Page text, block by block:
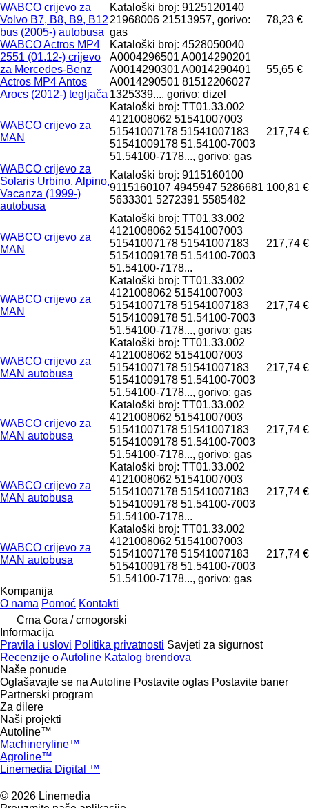
WABCO crijevo za
Volvo B7, B8, B9, B12
bus (2005-) autobusa
Kataloški broj: 9125120140
21968006 21513957, gorivo:
gas
78,23 €
WABCO Actros MP4
2551 (01.12-) crijevo
za Mercedes-Benz
Actros MP4 Antos
Arocs (2012-) tegljača
Kataloški broj: 4528050040
A0004296501 A0014290201
A0014290301 A0014290401
A0014290501 81512206027
1325339..., gorivo: dizel
55,65 €
WABCO crijevo za
MAN
Kataloški broj: TT01.33.002
4121008062 51541007003
51541007178 51541007183
51541009178 51.54100-7003
51.54100-7178..., gorivo: gas
217,74 €
WABCO crijevo za
Solaris Urbino, Alpino,
Vacanza (1999-)
autobusa
Kataloški broj: 9115160100
9115160107 4945947 5286681
5633301 5272391 5585482
100,81 €
WABCO crijevo za
MAN
Kataloški broj: TT01.33.002
4121008062 51541007003
51541007178 51541007183
51541009178 51.54100-7003
51.54100-7178...
217,74 €
WABCO crijevo za
MAN
Kataloški broj: TT01.33.002
4121008062 51541007003
51541007178 51541007183
51541009178 51.54100-7003
51.54100-7178..., gorivo: gas
217,74 €
WABCO crijevo za
MAN autobusa
Kataloški broj: TT01.33.002
4121008062 51541007003
51541007178 51541007183
51541009178 51.54100-7003
51.54100-7178..., gorivo: gas
217,74 €
WABCO crijevo za
MAN autobusa
Kataloški broj: TT01.33.002
4121008062 51541007003
51541007178 51541007183
51541009178 51.54100-7003
51.54100-7178..., gorivo: gas
217,74 €
WABCO crijevo za
MAN autobusa
Kataloški broj: TT01.33.002
4121008062 51541007003
51541007178 51541007183
51541009178 51.54100-7003
51.54100-7178...
217,74 €
WABCO crijevo za
MAN autobusa
Kataloški broj: TT01.33.002
4121008062 51541007003
51541007178 51541007183
51541009178 51.54100-7003
51.54100-7178..., gorivo: gas
217,74 €
Kompanija
O nama Pomoć Kontakti
Crna Gora / crnogorski
Informacija
Pravila i uslovi Politika privatnosti Savjeti za sigurnost
Recenzije o Autoline Katalog brendova
Naše ponude
Oglašavajte se na Autoline Postavite oglas Postavite baner
Partnerski program
Za dilere
Naši projekti
Autoline™
Machineryline™
Agroline™
Linemedia Digital ™
© 2026 Linemedia